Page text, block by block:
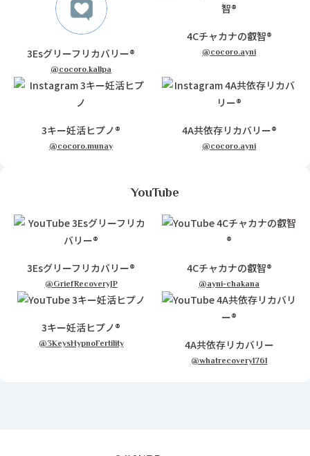
3Esグリーフリカバリー®
@cocoro.kallpa
4Cチャカナの叡智®
@cocoro.ayni
3キー妊活ヒプノ®
@cocoro.munay
4A共依存リカバリー®
@cocoro.ayni
YouTube
3Esグリーフリカバリー®
@GriefRecoveryJP
4Cチャカナの叡智®
@ayni-chakana
3キー妊活ヒプノ®
@3KeysHypnoFertility 4A共依存リカバリー
@whatrecovery1761